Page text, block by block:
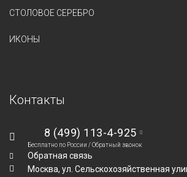
СТОЛОВОЕ СЕРЕБРО
ИКОНЫ
Контакты
8 (499) 113-4-925
Бесплатно по России /Обратный звонок
Обратная связь
Москва, ул. Сельскохозяйственная